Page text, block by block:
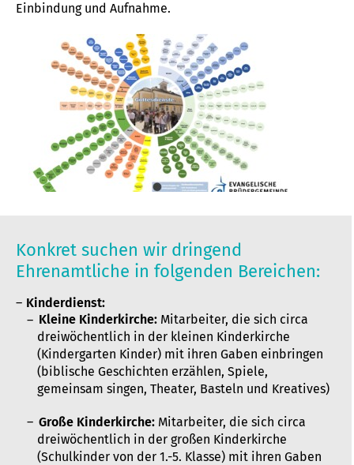
Einbindung und Aufnahme.
Konkret suchen wir dringend
Ehrenamtliche in folgenden Bereichen:
Kinderdienst:
Kleine Kinderkirche:Mitarbeiter, die sich circa
dreiwöchentlich in der kleinen Kinderkirche
(Kindergarten Kinder) mit ihren Gaben einbringen
(biblische Geschichten erzählen, Spiele,
gemeinsam singen, Theater, Basteln und Kreatives)
Große Kinderkirche:Mitarbeiter, die sich circa
dreiwöchentlich in der großen Kinderkirche
(Schulkinder von der 1.-5. Klasse) mit ihren Gaben